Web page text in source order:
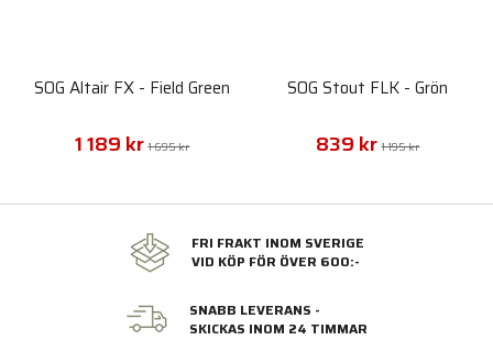
SOG Altair FX - Field Green
1 189 kr 1 695 kr
SOG Stout FLK - Grön
839 kr 1 195 kr
FRI FRAKT INOM SVERIGE
VID KÖP FÖR ÖVER 600:-
SNABB LEVERANS -
SKICKAS INOM 24 TIMMAR